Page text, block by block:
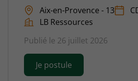
Aix-en-Provence - 13
LB Ressources
Publié le 26 juillet 2026
Je postule